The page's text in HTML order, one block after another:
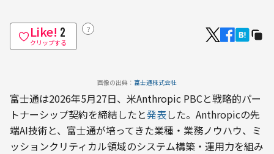
Like! 2
クリップする
？
画像の出典： 富士通株式会社
富士通は2026年5月27日、米Anthropic PBCと戦略的パー
トナーシップ契約を締結したと発表した。Anthropicの先
端AI技術と、富士通が培ってきた業種・業務ノウハウ、ミ
ッションクリティカル領域のシステム構築・運用力を組み